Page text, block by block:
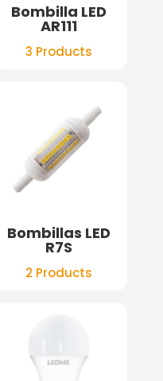
Bombilla LED
AR111
3 Products
Bombillas LED
R7S
2 Products